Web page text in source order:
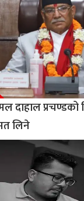
दाहाल प्रचण्डको
लिने